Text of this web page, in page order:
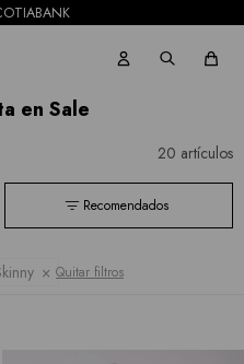
en Sale
20 artículos
Recomendados
Quitar filtros